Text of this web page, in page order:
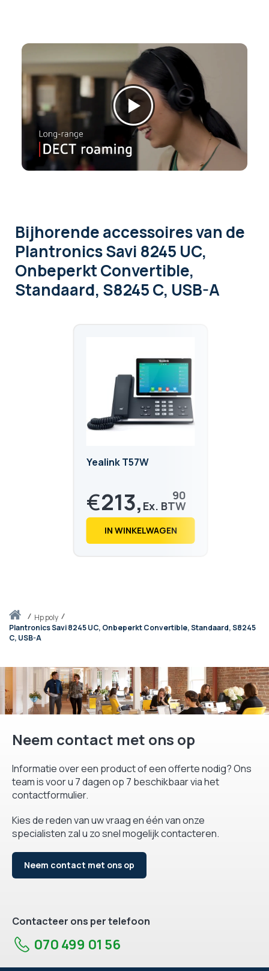
Thuishp poly
Plantronics Savi 8245 UC, Onbeperkt Convertible, Standaard, S8245
C, USB-A
Bijhorende accessoiresvan de
Plantronics Savi 8245 UC,
Onbeperkt Convertible,
Standaard, S8245 C, USB-A
Yealink T57W
€213, 90
€ 258,
IN WINKELWAGEN
Neem contact met ons op
Informatie over een product of een offerte nodig? Ons
team is voor u 7 dagen op 7 beschikbaar via het
contactformulier.
Kies de reden van uw vraag en één van onze
specialisten zal u zo snel mogelijk contacteren.
Neem contact met ons op
Contacteer ons per telefoon
070 499 01 56